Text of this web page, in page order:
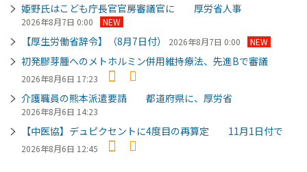
姫野氏はこども庁長官官房審議官に 厚労省人事
2026年8月7日 0:00 NEW
【厚生労働省辞令】（8月7日付） 2026年8月7日 0:00 NEW
初発膠芽腫へのメトホルミン併用維持療法、先進Bで審議
2026年8月6日 17:23
介護職員の熊本派遣要請 都道府県に、厚労省
2026年8月6日 14:23
【中医協】デュピクセントに4度目の再算定 11月1日付で
2026年8月6日 12:45